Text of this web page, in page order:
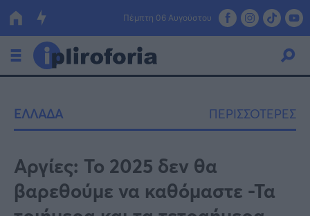
Πέμπτη 06 Αυγούστου
Οικονομία
Πολιτική
Τράπεζες
ΕΛΛΑΔΑ ΠΕΡΙΣΣΟΤΕΡΕΣ
Αργίες: Το 2025 δεν θα
βαρεθούμε να καθόμαστε -Τα